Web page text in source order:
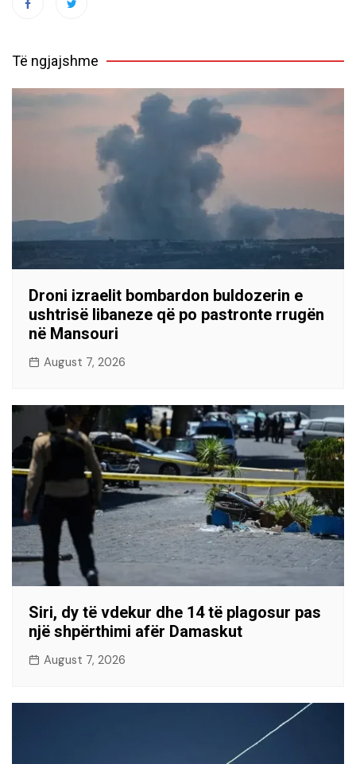
Të ngjajshme
Droni izraelit bombardon buldozerin e
ushtrisë libaneze që po pastronte rrugën
në Mansouri
August 7, 2026
Siri, dy të vdekur dhe 14 të plagosur pas
një shpërthimi afër Damaskut
August 7, 2026